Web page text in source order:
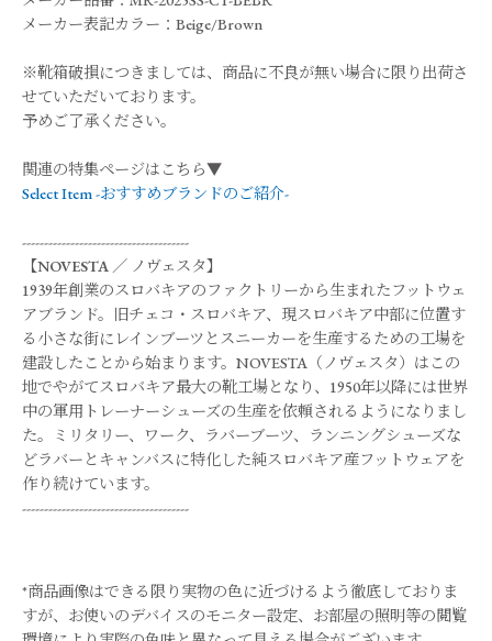
メーカー表記カラー：Beige/Brown
※靴箱破損につきましては、商品に不良が無い場合に限り出荷さ
せていただいております。
予めご了承ください。
関連の特集ページはこちら▼
Select Item -おすすめブランドのご紹介-
--------------------------------------
【NOVESTA ／ ノヴェスタ】
1939年創業のスロバキアのファクトリーから生まれたフットウェ
アブランド。旧チェコ・スロバキア、現スロバキア中部に位置す
る小さな街にレインブーツとスニーカーを生産するための工場を
建設したことから始まります。NOVESTA（ノヴェスタ）はこの
地でやがてスロバキア最大の靴工場となり、1950年以降には世界
中の軍用トレーナーシューズの生産を依頼されるようになりまし
た。ミリタリー、ワーク、ラバーブーツ、ランニングシューズな
どラバーとキャンバスに特化した純スロバキア産フットウェアを
作り続けています。
--------------------------------------
*商品画像はできる限り実物の色に近づけるよう徹底しておりま
すが、お使いのデバイスのモニター設定、お部屋の照明等の閲覧